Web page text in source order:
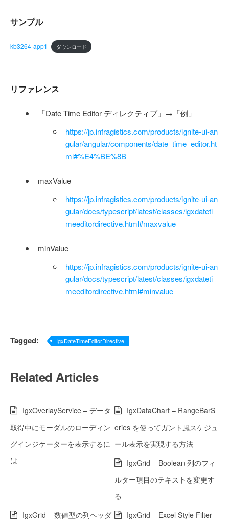
サンプル
kb3264-app1 ダウンロード
リファレンス
「Date Time Editor ディレクティブ」→「例」
https://jp.infragistics.com/products/ignite-ui-an
gular/angular/components/date_time_editor.ht
ml#%E4%BE%8B
maxValue
https://jp.infragistics.com/products/ignite-ui-an
gular/docs/typescript/latest/classes/igxdateti
meeditordirective.html#maxvalue
minValue
https://jp.infragistics.com/products/ignite-ui-an
gular/docs/typescript/latest/classes/igxdateti
meeditordirective.html#minvalue
Tagged: IgxDateTimeEditorDirective
Related Articles
IgxOverlayService – データ
取得中にモーダルのローディン
グインジケーターを表示するに
は
IgxDataChart – RangeBarS
eries を使ってガント風スケジュ
ール表示を実現する方法
IgxGrid – Boolean 列のフィ
ルター項目のテキストを変更す
る
IgxGrid – 数値型の列ヘッダ
IgxGrid – Excel Style Filter